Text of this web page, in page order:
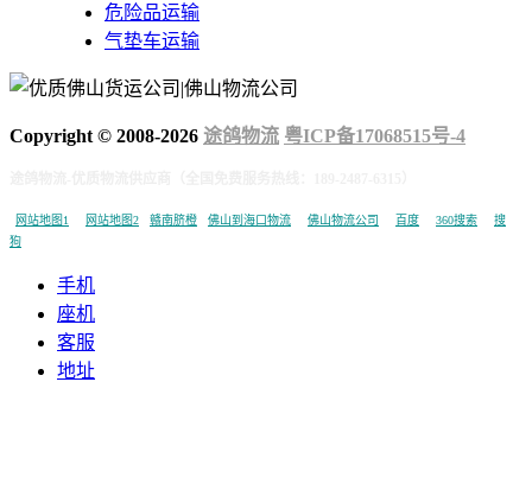
危险品运输
气垫车运输
Copyright © 2008-2026 途鸽物流 粤ICP备17068515号-4
网站地图1 网站地图2 赣南脐橙 佛山到海口物流 佛山物流公司 百度 360搜索
搜
狗
手机
座机
客服
地址